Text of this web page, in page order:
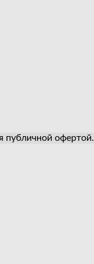
публичной офертой.